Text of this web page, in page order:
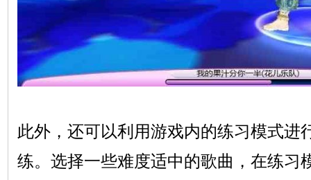
此外，还可以利用游戏内的练习模式进
练。选择一些难度适中的歌曲，在练习